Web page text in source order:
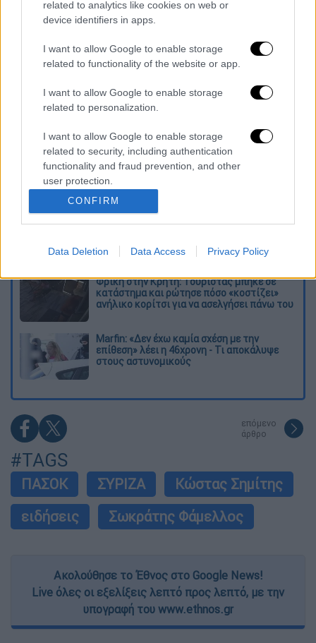
related to analytics like cookies on web or
device identifiers in apps.
I want to allow Google to enable storage
related to functionality of the website or app.
I want to allow Google to enable storage
related to personalization.
I want to allow Google to enable storage
related to security, including authentication
functionality and fraud prevention, and other
user protection.
CONFIRM
Data Deletion Data Access Privacy Policy
Αυτή την ώρα οφείλουμε να τον
κρατήσουμε τα συμπεράσματα για τις
πολιτικές που πρέπει να αλλάξουμε ή να
ενισχύσουμε. Η τελική κρίση του έργου του
ανήκει στην ιστορία».
Διαβάστε ακόμη
Επιστήμονες ανακάλυψαν τον τέταρτο
γνωστό τύπο μεταδοτικού καρκίνου στον
κόσμο
Μουντιάλ 2026: «Θα ανατινάξω τον Μέσι με
απειλές που ερεύνησε το FBI
Φρίκη στην Κρήτη: Τουρίστας μπήκε σε
κατάστημα και ρώτησε πόσο «κοστίζει»
ανήλικο κορίτσι για να ασελγήσει πάνω του
Marfin: «Δεν έχω καμία σχέση με την
επίθεση» λέει η 46χρονη - Τι αποκάλυψε
στους αστυνομικούς
επόμενο
άρθρο
#TAGS
ΠΑΣΟΚ ΣΥΡΙΖΑ
Κώστας Σημίτης
ειδήσεις
Σωκράτης Φάμελλος
Ακολούθησε το Έθνος στο Google News!
Live όλες οι εξελίξεις λεπτό προς λεπτό, με την
υπογραφή του www.ethnos.gr